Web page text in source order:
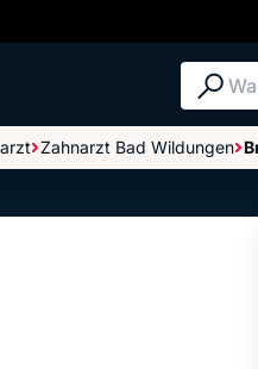
Suche:
Zahnarzt Bad Wildungen